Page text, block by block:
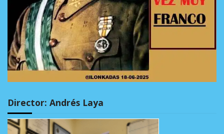
Director: Andrés Laya